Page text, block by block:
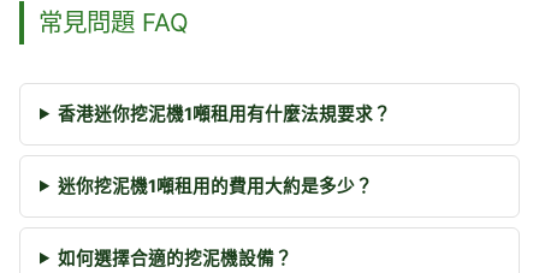
常見問題 FAQ
香港迷你挖泥機1噸租用有什麼法規要求？
迷你挖泥機1噸租用的費用大約是多少？
如何選擇合適的挖泥機設備？